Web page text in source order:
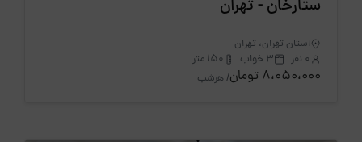
ستارخان - تهران
استان تهران، تهران
0 نفر
3 خواب 150 متر
8،050،000 تومان / هرشب